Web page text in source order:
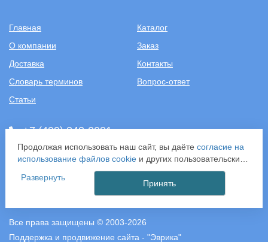
Главная
Каталог
О компании
Заказ
Доставка
Контакты
Словарь терминов
Вопрос-ответ
Статьи
+7 (499) 343-2081
ООО «САНТЕХПОСТАВКА»
ОГРН: 1157746583092
121357, г. Москва, ул. Верейская, д. 29, стр. 35
Все права защищены © 2003-2026
Поддержка и продвижение сайта - "Эврика"
Продолжая использовать наш сайт, вы даёте согласие на
использование файлов cookieи других пользовательских
данных (включая IP-адрес, сведения о местоположении,
устройстве, действиях на сайте и т. п.) для
функционирования сайта, проведения статистических
исследований, ретаргетинга и использования систем
аналитики (например, Яндекс.Метрика), в соответствии с
Развернуть
Принять